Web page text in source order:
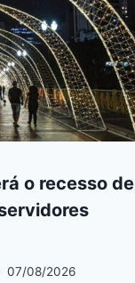
o recesso de
07/08/2026